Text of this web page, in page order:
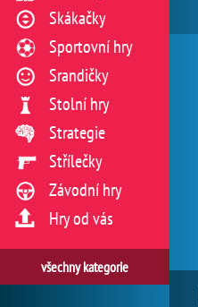
Skákačky
Sportovní hry
Srandičky
Stolní hry
Strategie
Střílečky
Závodní hry
Hry od vás
všechny kategorie